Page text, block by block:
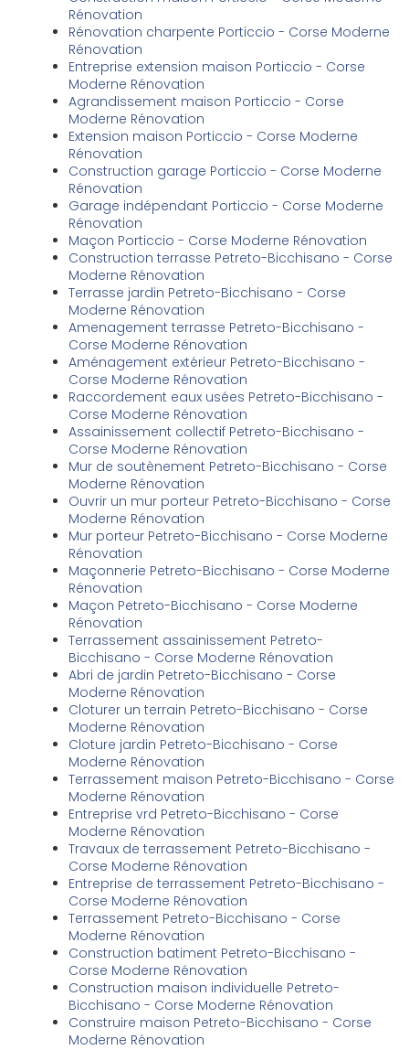
Rénovation
Rénovation charpente Porticcio - Corse Moderne
Rénovation
Entreprise extension maison Porticcio - Corse
Moderne Rénovation
Agrandissement maison Porticcio - Corse
Moderne Rénovation
Extension maison Porticcio - Corse Moderne
Rénovation
Construction garage Porticcio - Corse Moderne
Rénovation
Garage indépendant Porticcio - Corse Moderne
Rénovation
Maçon Porticcio - Corse Moderne Rénovation
Construction terrasse Petreto-Bicchisano - Corse
Moderne Rénovation
Terrasse jardin Petreto-Bicchisano - Corse
Moderne Rénovation
Amenagement terrasse Petreto-Bicchisano -
Corse Moderne Rénovation
Aménagement extérieur Petreto-Bicchisano -
Corse Moderne Rénovation
Raccordement eaux usées Petreto-Bicchisano -
Corse Moderne Rénovation
Assainissement collectif Petreto-Bicchisano -
Corse Moderne Rénovation
Mur de soutènement Petreto-Bicchisano - Corse
Moderne Rénovation
Ouvrir un mur porteur Petreto-Bicchisano - Corse
Moderne Rénovation
Mur porteur Petreto-Bicchisano - Corse Moderne
Rénovation
Maçonnerie Petreto-Bicchisano - Corse Moderne
Rénovation
Maçon Petreto-Bicchisano - Corse Moderne
Rénovation
Terrassement assainissement Petreto-
Bicchisano - Corse Moderne Rénovation
Abri de jardin Petreto-Bicchisano - Corse
Moderne Rénovation
Cloturer un terrain Petreto-Bicchisano - Corse
Moderne Rénovation
Cloture jardin Petreto-Bicchisano - Corse
Moderne Rénovation
Terrassement maison Petreto-Bicchisano - Corse
Moderne Rénovation
Entreprise vrd Petreto-Bicchisano - Corse
Moderne Rénovation
Travaux de terrassement Petreto-Bicchisano -
Corse Moderne Rénovation
Entreprise de terrassement Petreto-Bicchisano -
Corse Moderne Rénovation
Terrassement Petreto-Bicchisano - Corse
Moderne Rénovation
Construction batiment Petreto-Bicchisano -
Corse Moderne Rénovation
Construction maison individuelle Petreto-
Bicchisano - Corse Moderne Rénovation
Construire maison Petreto-Bicchisano - Corse
Moderne Rénovation